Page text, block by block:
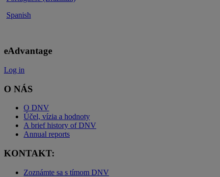
Spanish
eAdvantage
Log in
O NÁS
O DNV
Účel, vízia a hodnoty
A brief history of DNV
Annual reports
KONTAKT:
Zoznámte sa s tímom DNV